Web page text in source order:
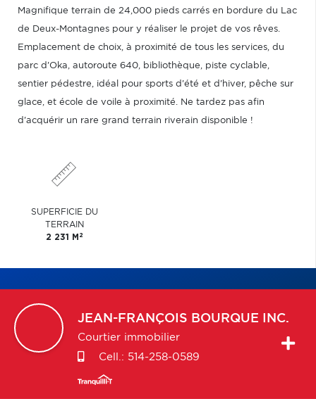
Magnifique terrain de 24,000 pieds carrés en bordure du Lac
de Deux-Montagnes pour y réaliser le projet de vos rêves.
Emplacement de choix, à proximité de tous les services, du
parc d'Oka, autoroute 640, bibliothèque, piste cyclable,
sentier pédestre, idéal pour sports d'été et d'hiver, pêche sur
glace, et école de voile à proximité. Ne tardez pas afin
d'acquérir un rare grand terrain riverain disponible !
SUPERFICIE DU
TERRAIN
2 231 M 2
JEAN-FRANÇOIS BOURQUE INC.
Courtier immobilier
Cell.: 514-258-0589